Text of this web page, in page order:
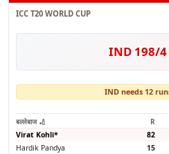
ICC T20 WORLD CUP
IND 198/4
IND needs 12
बल्लेबाज 🏏 R
Virat Kohli* 82
Hardik Pandya 15